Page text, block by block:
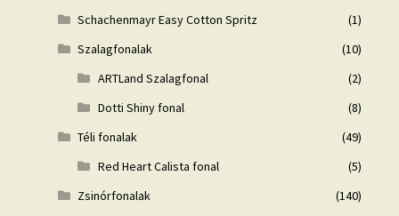
Schachenmayr Easy Cotton Spritz
(1)
Szalagfonalak
(10)
ARTLand Szalagfonal
(2)
Dotti Shiny fonal
(8)
Téli fonalak
(49)
Red Heart Calista fonal
(5)
Zsinórfonalak
(140)